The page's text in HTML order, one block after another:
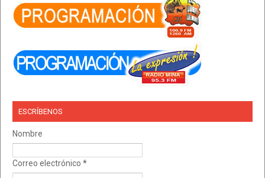
ESCRÍBENOS
Nombre
Correo electrónico *